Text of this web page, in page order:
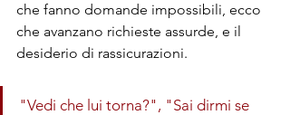
che fanno domande impossibili, ecco
che avanzano richieste assurde, e il
desiderio di rassicurazioni.
"Vedi che lui torna?", "Sai dirmi se